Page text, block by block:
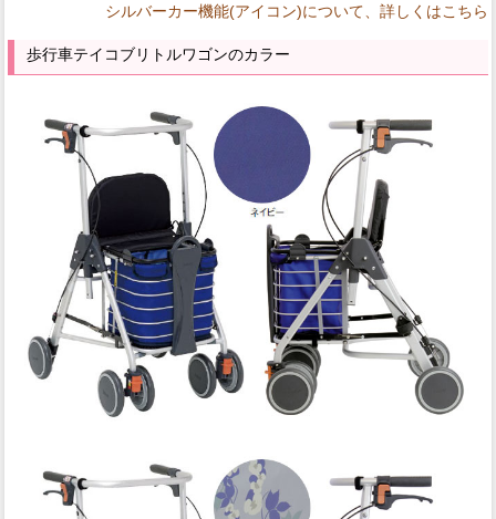
シルバーカー機能(アイコン)について、詳しくはこちら
歩行車テイコブリトルワゴンのカラー